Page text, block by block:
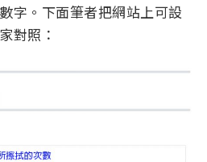
字。下面筆者把網站上可設
對照：